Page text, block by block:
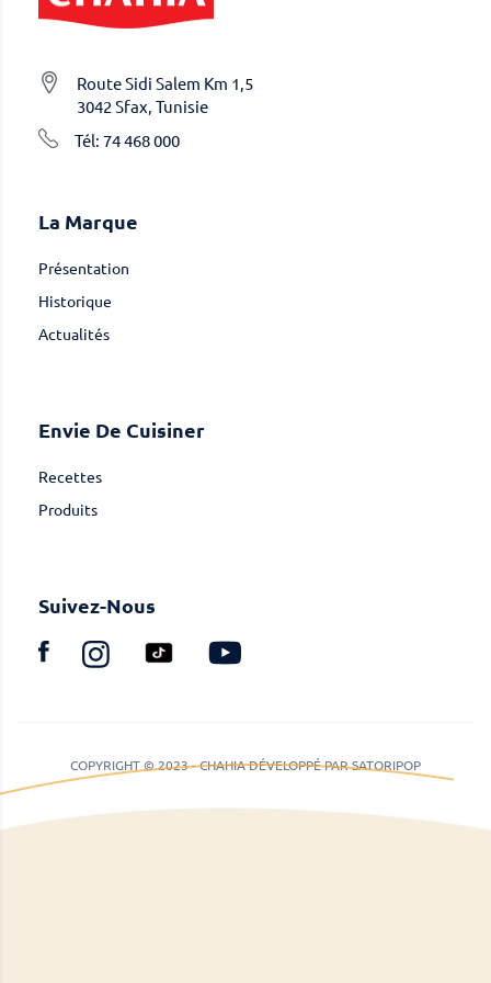
Route Sidi Salem Km 1,5
3042 Sfax, Tunisie
Tél: 74 468 000
La Marque
Présentation
Historique
Actualités
Envie De Cuisiner
Recettes
Produits
Suivez-Nous
COPYRIGHT © 2023 - CHAHIA DÉVELOPPÉ PAR SATORIPOP